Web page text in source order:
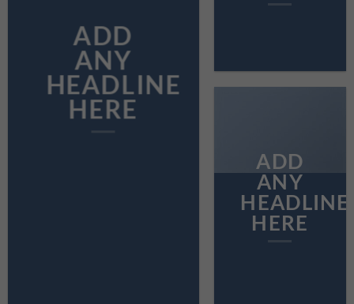
ADD
ANY
HEADLINE
HERE
ADD
ANY
HEADLINE
HERE